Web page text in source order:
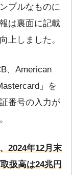
プルなものに
は裏面に記載
上しました。
、American
」を
番号の入力が
2024年12月末
扱高は24兆円